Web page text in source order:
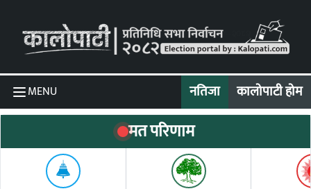
MENU नतिजा कालोपाटी होम
मत परिणाम